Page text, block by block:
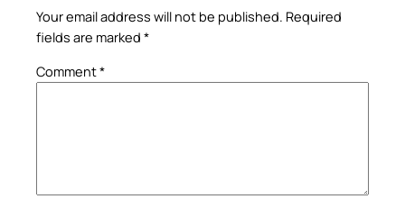
Your email address will not be published. Required
fields are marked *
Comment*